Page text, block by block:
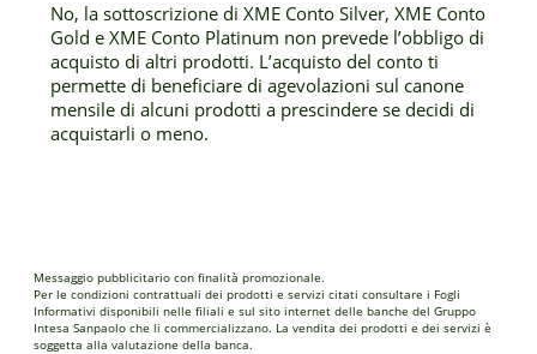
No, la sottoscrizione di XME Conto Silver, XME Conto
Gold e XME Conto Platinum non prevede l’obbligo di
acquisto di altri prodotti. L’acquisto del conto ti
permette di beneficiare di agevolazioni sul canone
mensile di alcuni prodotti a prescindere se decidi di
acquistarli o meno.
Messaggio pubblicitario con finalità promozionale.
Per le condizioni contrattuali dei prodotti e servizi citati consultare i Fogli
Informativi disponibili nelle filiali e sul sito internet delle banche del Gruppo
Intesa Sanpaolo che li commercializzano. La vendita dei prodotti e dei servizi è
soggetta alla valutazione della banca.